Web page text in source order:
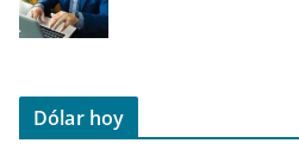
Dólar hoy